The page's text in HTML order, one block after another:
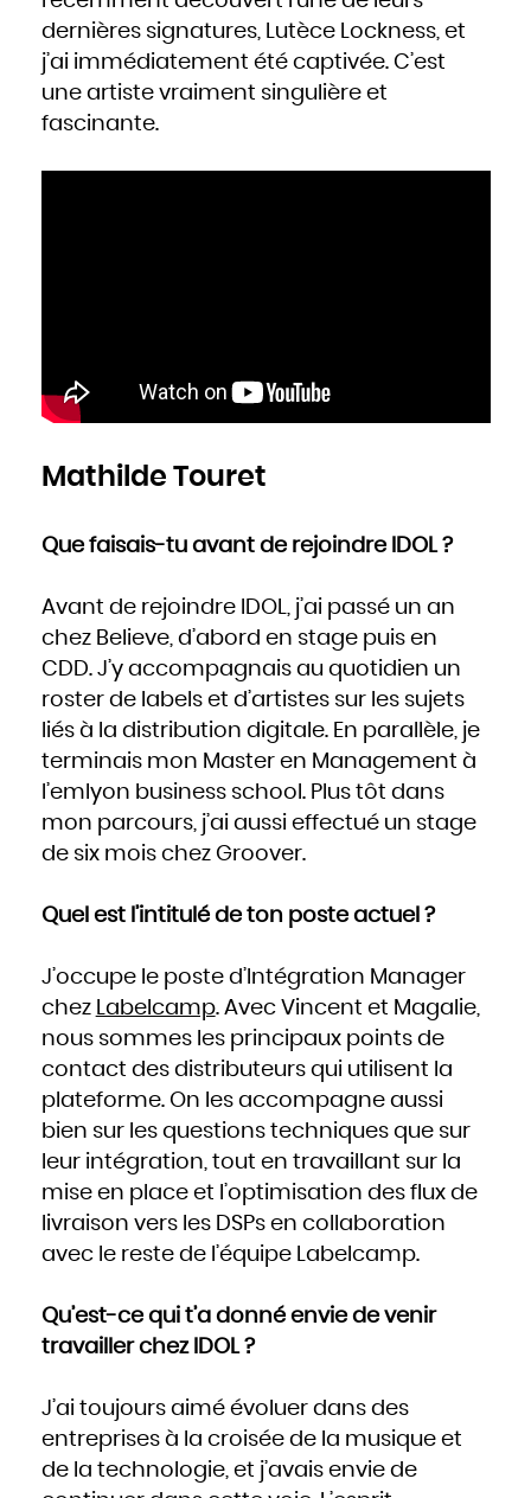
dernières signatures, Lutèce Lockness, et
j’ai immédiatement été captivée. C’est
une artiste vraiment singulière et
fascinante.
Mathilde Touret
Que faisais-tu avant de rejoindre IDOL ?
Avant de rejoindre IDOL, j’ai passé un an
chez Believe, d’abord en stage puis en
CDD. J’y accompagnais au quotidien un
roster de labels et d’artistes sur les sujets
liés à la distribution digitale. En parallèle, je
terminais mon Master en Management à
l’emlyon business school. Plus tôt dans
mon parcours, j’ai aussi effectué un stage
de six mois chez Groover.
Quel est l’intitulé de ton poste actuel ?
J’occupe le poste d’Intégration Manager
chez Labelcamp. Avec Vincent et Magalie,
nous sommes les principaux points de
contact des distributeurs qui utilisent la
plateforme. On les accompagne aussi
bien sur les questions techniques que sur
leur intégration, tout en travaillant sur la
mise en place et l’optimisation des flux de
livraison vers les DSPs en collaboration
avec le reste de l’équipe Labelcamp.
Qu’est-ce qui t’a donné envie de venir
travailler chez IDOL ?
J’ai toujours aimé évoluer dans des
entreprises à la croisée de la musique et
de la technologie, et j’avais envie de